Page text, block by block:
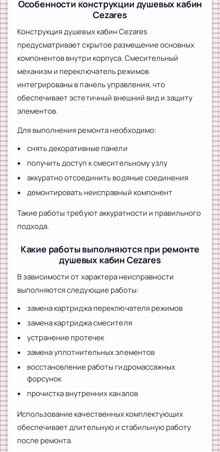
Особенности конструкции душевых кабин
Cezares
Конструкция душевых кабин Cezares
предусматривает скрытое размещение основных
компонентов внутри корпуса. Смесительный
механизм и переключатель режимов
интегрированы в панель управления, что
обеспечивает эстетичный внешний вид и защиту
элементов.
Для выполнения ремонта необходимо:
снять декоративные панели
получить доступ к смесительному узлу
аккуратно отсоединить водяные соединения
демонтировать неисправный компонент
Такие работы требуют аккуратности и правильного
подхода.
Какие работы выполняются при ремонте
душевых кабин Cezares
В зависимости от характера неисправности
выполняются следующие работы:
замена картриджа переключателя режимов
замена картриджа смесителя
устранение протечек
замена уплотнительных элементов
восстановление работы гидромассажных
форсунок
прочистка внутренних каналов
Использование качественных комплектующих
обеспечивает длительную и стабильную работу
после ремонта.